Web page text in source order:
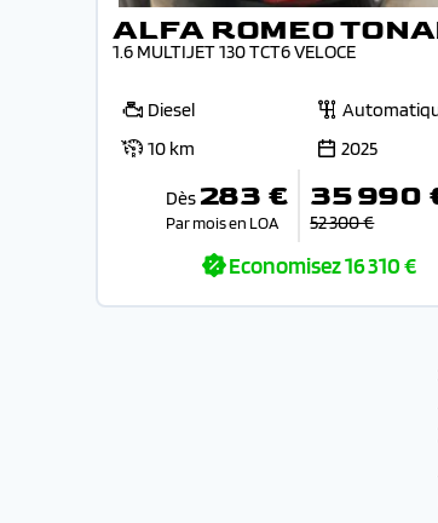
ALFA ROMEO
1.6 MULTIJET 130 TCT6 VELOCE
Diesel
10 km
2025
Dès 283 €
Par mois en LOA
35 990
52 300 €
Economisez16 310 €